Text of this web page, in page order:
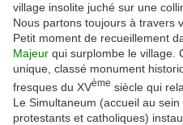
village insolite juché sur une
Nous partons toujours à travers
Petit moment de recueillement
Majeur qui surplombe le village.
unique, classé monument
fresques du XVème siècle qui
Le Simultaneum (accueil au
protestants et catholiques)